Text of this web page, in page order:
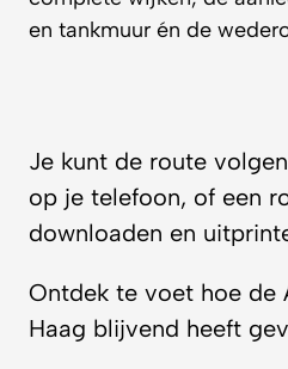
en tankmuur én de
Je kunt de route
op je telefoon, of een
downloaden en
Ontdek te voet hoe de
Haag blijvend heeft